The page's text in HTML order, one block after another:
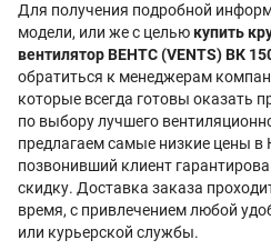
Для получения подробной
модели, или же с цельюкупить
вентилятор ВЕНТС (VENTS) ВК
обратиться к менеджерам
которые всегда готовы оказать
по выбору лучшего
предлагаем самые низкие цены
позвонивший клиент
скидку. Доставка заказа
время, с привлечением любой
или курьерской службы.